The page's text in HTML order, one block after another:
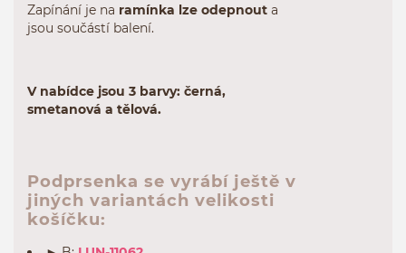
Zapínání je na ramínka lze odepnout a
jsou součástí balení.
V nabídce jsou 3 barvy: černá,
smetanová a tělová.
Podprsenka se vyrábí ještě v
jiných variantách velikosti
košíčku: